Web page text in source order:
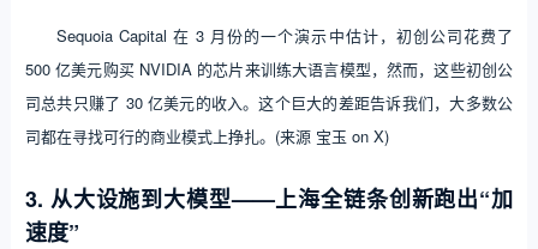
Sequoia Capital 在 3 月份的一个演示中估计，初创公司花费了
500 亿美元购买 NVIDIA 的芯片来训练大语言模型，然而，这些初创公
司总共只赚了 30 亿美元的收入。这个巨大的差距告诉我们，大多数公
司都在寻找可行的商业模式上挣扎。(来源 宝玉 on X)
3. 从大设施到大模型——上海全链条创新跑出“加
速度”